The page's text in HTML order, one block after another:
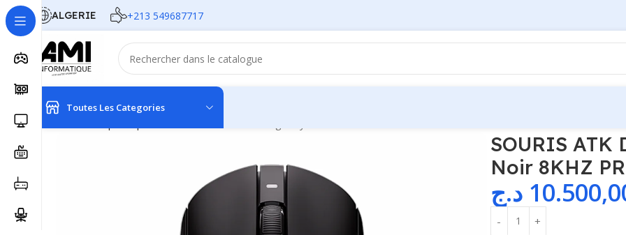
ALGERIE +213 549687717
Toutes Les Categories
SOURIS ATK
Noir 8KHZ
د.ج